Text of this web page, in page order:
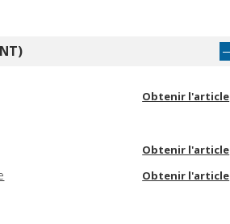
Obtenir l'article
Obtenir l'article
Obtenir l'article